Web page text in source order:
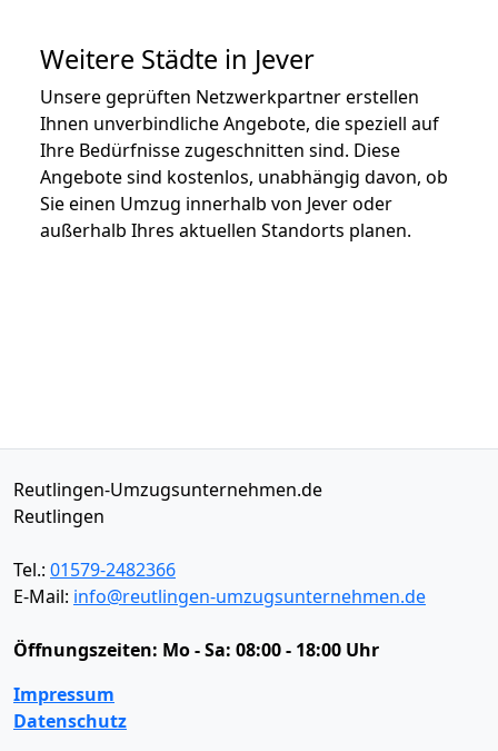
Weitere Städte in Jever
Unsere geprüften Netzwerkpartner erstellen
Ihnen unverbindliche Angebote, die speziell auf
Ihre Bedürfnisse zugeschnitten sind. Diese
Angebote sind kostenlos, unabhängig davon, ob
Sie einen Umzug innerhalb von Jever oder
außerhalb Ihres aktuellen Standorts planen.
Reutlingen-Umzugsunternehmen.de
Reutlingen
Tel.: 01579-2482366
E-Mail: info@reutlingen-umzugsunternehmen.de
Öffnungszeiten: Mo - Sa: 08:00 - 18:00 Uhr
Impressum
Datenschutz